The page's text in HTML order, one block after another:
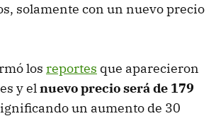
solamente con un nuevo precio
los reportes que aparecieron
y elnuevo precio será de 179
un aumento de 30